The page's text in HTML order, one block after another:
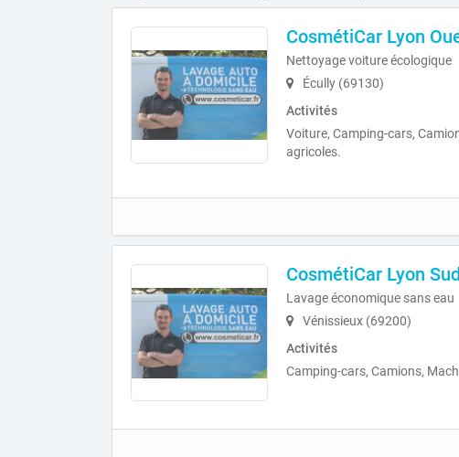
CosmétiCar Lyon
Nettoyage voiture écologique
Écully (69130)
Activités
Voiture, Camping-cars,
agricoles.
CosmétiCar Lyon Sud
Lavage économique sans eau
Vénissieux (69200)
Activités
Camping-cars, Camions,